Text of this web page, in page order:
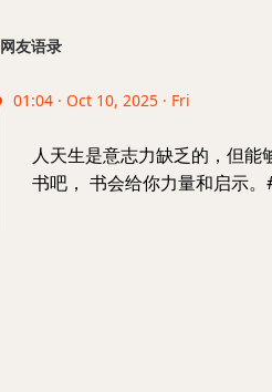
网友语录
01:04 · Oct 10, 2025 · Fri
人天生是意志力缺乏的，但
书吧， 书会给你力量和启示。